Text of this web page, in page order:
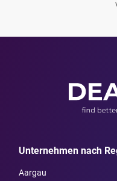
Unternehmen nach
Aargau